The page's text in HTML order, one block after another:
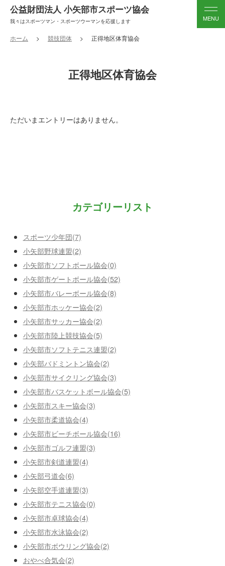
公益財団法人 小矢部市スポーツ協会
我々はスポーツマン・スポーツウーマンを応援します
ホーム 競技団体 正得地区体育協会
正得地区体育協会
ただいまエントリーはありません。
カテゴリーリスト
スポーツ少年団(7)
小矢部野球連盟(2)
小矢部市ソフトボール協会(0)
小矢部市ゲートボール協会(52)
小矢部市バレーボール協会(8)
小矢部市ホッケー協会(2)
小矢部市サッカー協会(2)
小矢部市陸上競技協会(5)
小矢部市ソフトテニス連盟(2)
小矢部バドミントン協会(2)
小矢部市サイクリング協会(3)
小矢部市バスケットボール協会(5)
小矢部市スキー協会(3)
小矢部市柔道協会(4)
小矢部市ビーチボール協会(16)
小矢部市ゴルフ連盟(3)
小矢部市剣道連盟(4)
小矢部弓道会(6)
小矢部空手道連盟(3)
小矢部市テニス協会(0)
小矢部市卓球協会(4)
小矢部市水泳協会(2)
小矢部市ボウリング協会(2)
おやべ合気会(2)